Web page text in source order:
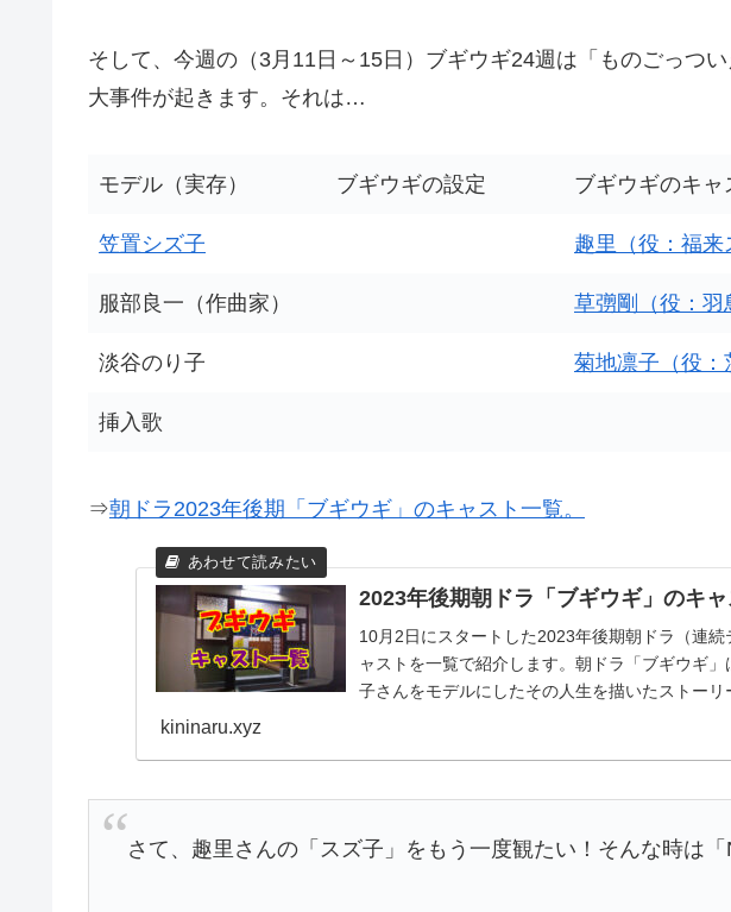
そして、今週の（3月11日～15日）ブギウギ24週は「ものごっつ
大事件が起きます。それは…
モデル（実存） ブギウギの設定 ブギウギのキャ
笠置シズ子 趣里（役：福来
服部良一（作曲家） 草彅剛（役：羽
淡谷のり子 菊地凛子（役：
挿入歌
⇒朝ドラ2023年後期「ブギウギ」のキャスト一覧。
2023年後期朝ドラ「ブギウギ」のキャ
10月2日にスタートした2023年後期朝ドラ（連
ャストを一覧で紹介します。朝ドラ「ブギウギ
子さんをモデルにしたその人生を描いたストー
kininaru.xyz
さて、趣里さんの「スズ子」をもう一度観たい！そんな時は「